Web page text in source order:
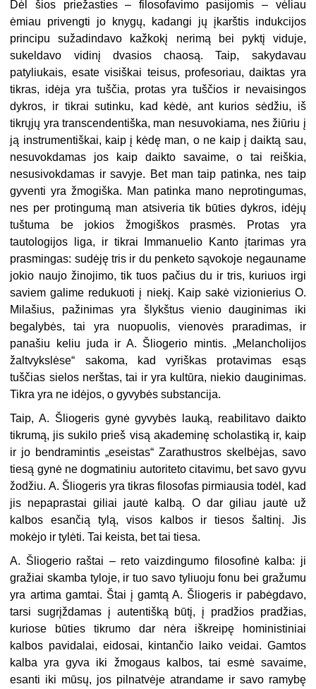
Dėl šios priežasties – filosofavimo pasijomis – vėliau
ėmiau privengti jo knygų, kadangi jų įkarštis indukcijos
principu sužadindavo kažkokį nerimą bei pyktį viduje,
sukeldavo vidinį dvasios chaosą. Taip, sakydavau
patyliukais, esate visiškai teisus, profesoriau, daiktas yra
tikras, idėja yra tuščia, protas yra tuščios ir nevaisingos
dykros, ir tikrai sutinku, kad kėdė, ant kurios sėdžiu, iš
tikrųjų yra transcendentiška, man nesuvokiama, nes žiūriu į
ją instrumentiškai, kaip į kėdę man, o ne kaip į daiktą sau,
nesuvokdamas jos kaip daikto savaime, o tai reiškia,
nesusivokdamas ir savyje. Bet man taip patinka, nes taip
gyventi yra žmogiška. Man patinka mano neprotingumas,
nes per protingumą man atsiveria tik būties dykros, idėjų
tuštuma be jokios žmogiškos prasmės. Protas yra
tautologijos liga, ir tikrai Immanuelio Kanto įtarimas yra
prasmingas: sudėję tris ir du penketo sąvokoje negauname
jokio naujo žinojimo, tik tuos pačius du ir tris, kuriuos irgi
saviem galime redukuoti į niekį. Kaip sakė vizionierius O.
Milašius, pažinimas yra šlykštus vienio dauginimas iki
begalybės, tai yra nuopuolis, vienovės praradimas, ir
panašiu keliu juda ir A. Šliogerio mintis. „Melancholijos
žaltvykslėse“ sakoma, kad vyriškas protavimas esąs
tuščias sielos nerštas, tai ir yra kultūra, niekio dauginimas.
Tikra yra ne idėjos, o gyvybės substancija.
Taip, A. Šliogeris gynė gyvybės lauką, reabilitavo daikto
tikrumą, jis sukilo prieš visą akademinę scholastiką ir, kaip
ir jo bendramintis „eseistas“ Zarathustros skelbėjas, savo
tiesą gynė ne dogmatiniu autoriteto citavimu, bet savo gyvu
žodžiu. A. Šliogeris yra tikras filosofas pirmiausia todėl, kad
jis nepaprastai giliai jautė kalbą. O dar giliau jautė už
kalbos esančią tylą, visos kalbos ir tiesos šaltinį. Jis
mokėjo ir tylėti. Tai keista, bet tai tiesa.
A. Šliogerio raštai – reto vaizdingumo filosofinė kalba: ji
gražiai skamba tyloje, ir tuo savo tyliuoju fonu bei gražumu
yra artima gamtai. Štai į gamtą A. Šliogeris ir pabėgdavo,
tarsi sugrįždamas į autentišką būtį, į pradžios pradžias,
kuriose būties tikrumo dar nėra iškreipę hoministiniai
kalbos pavidalai, eidosai, kintančio laiko veidai. Gamtos
kalba yra gyva iki žmogaus kalbos, tai esmė savaime,
esanti iki mūsų, jos pilnatvėje atrandame ir savo ramybę